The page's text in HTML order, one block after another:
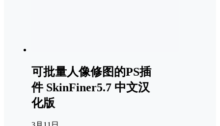
可批量人像修图的PS插
件 SkinFiner5.7 中文汉
化版